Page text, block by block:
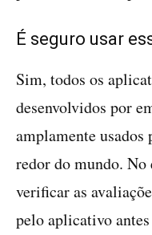
É seguro usar
Sim, todos os
desenvolvidos por
amplamente
redor do mundo. No
verificar as
pelo aplicativo